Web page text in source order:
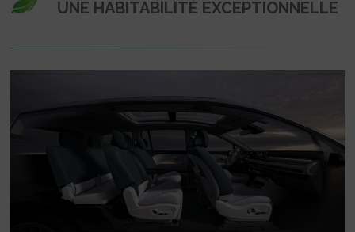
UNE HABITABILITÉ EXCEPTIONNELLE